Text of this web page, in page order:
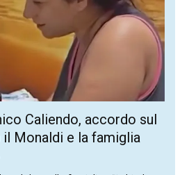
Caliendo, accordo sul
Monaldi e la famiglia